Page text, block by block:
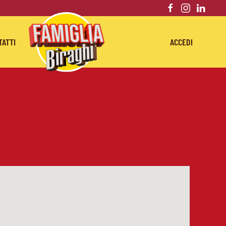
ACCEDI